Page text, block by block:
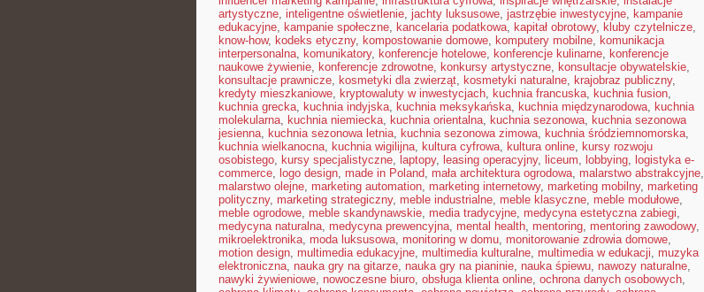
artystyczne, inteligentne oświetlenie, jachty luksusowe, jastrzębie inwestycyjne, kampanie
edukacyjne, kampanie społeczne, kancelaria podatkowa, kapitał obrotowy, kluby czytelnicze,
know-how, kodeks etyczny, kompostowanie domowe, komputery mobilne, komunikacja
interpersonalna, komunikatory, konferencje hotelowe, konferencje kulinarne, konferencje
naukowe żywienie, konferencje zdrowotne, konkursy artystyczne, konsultacje obywatelskie,
konsultacje prawnicze, kosmetyki dla zwierząt, kosmetyki naturalne, krajobraz publiczny,
kredyty mieszkaniowe, kryptowaluty w inwestycjach, kuchnia francuska, kuchnia fusion,
kuchnia grecka, kuchnia indyjska, kuchnia meksykańska, kuchnia międzynarodowa, kuchnia
molekularna, kuchnia niemiecka, kuchnia orientalna, kuchnia sezonowa, kuchnia sezonowa
jesienna, kuchnia sezonowa letnia, kuchnia sezonowa zimowa, kuchnia śródziemnomorska,
kuchnia wielkanocna, kuchnia wigilijna, kultura cyfrowa, kultura online, kursy rozwoju
osobistego, kursy specjalistyczne, laptopy, leasing operacyjny, liceum, lobbying, logistyka e-
commerce, logo design, made in Poland, mała architektura ogrodowa, malarstwo abstrakcyjne,
malarstwo olejne, marketing automation, marketing internetowy, marketing mobilny, marketing
polityczny, marketing strategiczny, meble industrialne, meble klasyczne, meble modułowe,
meble ogrodowe, meble skandynawskie, media tradycyjne, medycyna estetyczna zabiegi,
medycyna naturalna, medycyna prewencyjna, mental health, mentoring, mentoring zawodowy,
mikroelektronika, moda luksusowa, monitoring w domu, monitorowanie zdrowia domowe,
motion design, multimedia edukacyjne, multimedia kulturalne, multimedia w edukacji, muzyka
elektroniczna, nauka gry na gitarze, nauka gry na pianinie, nauka śpiewu, nawozy naturalne,
nawyki żywieniowe, nowoczesne biuro, obsługa klienta online, ochrona danych osobowych,